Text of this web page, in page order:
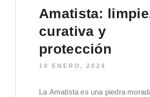
Amatista:
curativa y
protección
18 ENERO, 2024
La Amatista es una piedra